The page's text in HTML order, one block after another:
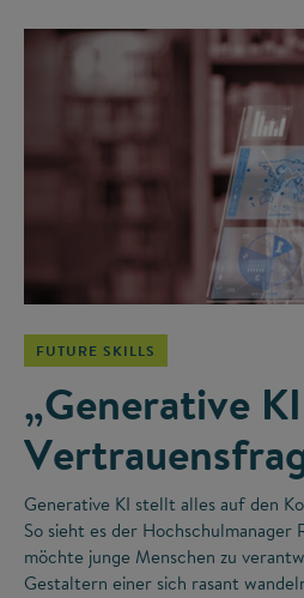
FUTURE SKILLS
„Generative
Generative KI stellt alles auf den
So sieht es der Hochschulmanager
möchte junge Menschen zu
Gestaltern einer sich rasant